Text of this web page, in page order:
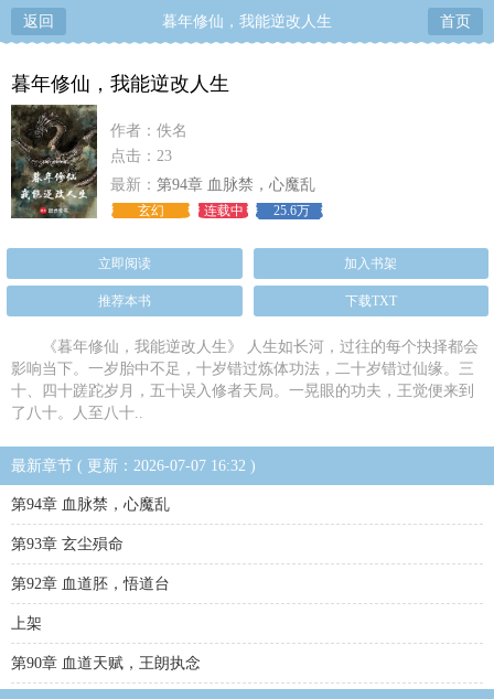
返回 暮年修仙，我能逆改人生 首页
暮年修仙，我能逆改人生
作者：佚名
点击：23
最新： 第94章 血脉禁，心魔乱
玄幻 连载中 25.6万
立即阅读 加入书架
推荐本书 下载TXT
《暮年修仙，我能逆改人生》 人生如长河，过往的每个抉择都会
影响当下。一岁胎中不足，十岁错过炼体功法，二十岁错过仙缘。三
十、四十蹉跎岁月，五十误入修者天局。一晃眼的功夫，王觉便来到
了八十。人至八十..
最新章节 ( 更新：2026-07-07 16:32 )
第94章 血脉禁，心魔乱
第93章 玄尘殞命
第92章 血道胚，悟道台
上架
第90章 血道天赋，王朗执念